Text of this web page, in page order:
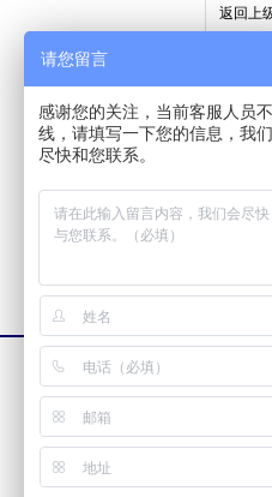
返回上
点击
请您留言
感谢您的关注，当前客服人员
线，请填写一下您的信息，我
尽快和您联系。